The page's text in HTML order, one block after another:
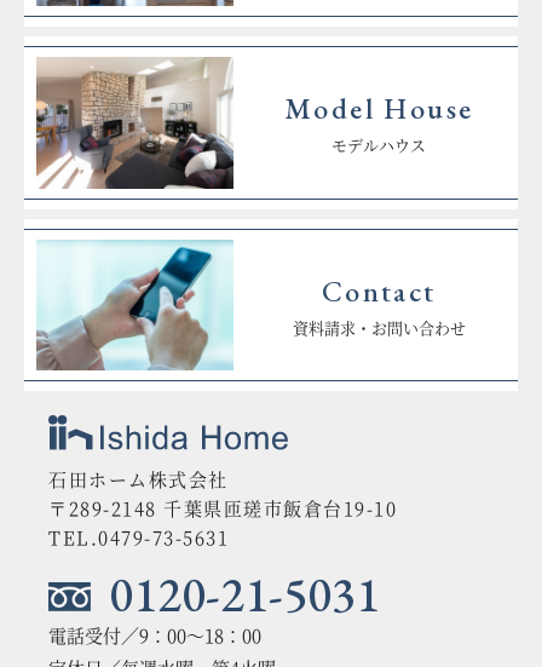
Model House
モデルハウス
Contact
資料請求・お問い合わせ
石田ホーム株式会社
〒289-2148 千葉県匝瑳市飯倉台19-10
TEL.0479-73-5631
0120-21-5031
電話受付／9：00〜18：00